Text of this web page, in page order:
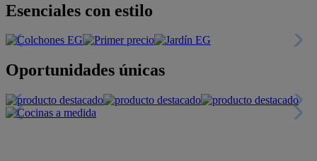
Esenciales con estilo
Oportunidades únicas